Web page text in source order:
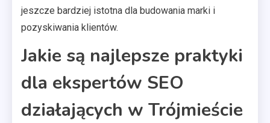
jeszcze bardziej istotna dla budowania marki i
pozyskiwania klientów.
Jakie są najlepsze praktyki
dla ekspertów SEO
działających w Trójmieście